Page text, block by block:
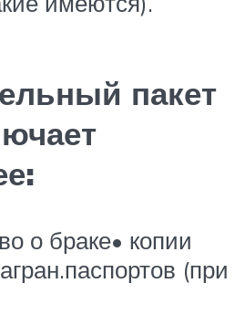
пакет
о браке• копии
(при